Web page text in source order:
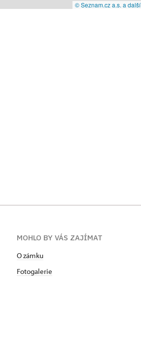
© Seznam.cz a.s. a další
MOHLO BY VÁS ZAJÍMAT
O zámku
Fotogalerie